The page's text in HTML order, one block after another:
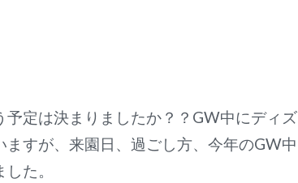
定は決まりましたか？？GW中にディズ
すが、来園日、過ごし方、今年のGW中
た。